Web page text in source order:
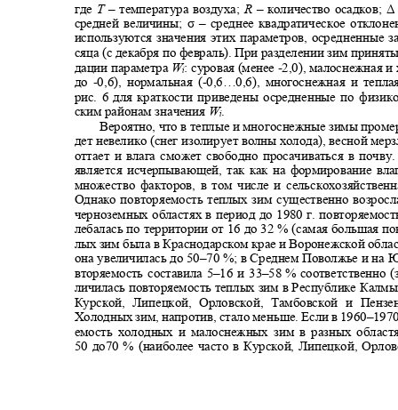
где Т–температура воздуха; R–количество осадков;
средней величины; σ– среднее квадратическое
используются значения этих параметров,
сяца (с декабря по февраль). При разделении зим
дации параметра Wi: суровая (менее -2,0), малоснежная и
до -0,6), нормальная (-0,6…0,6), многоснежная и
рис. 6 для краткости приведены осредненные по
ским районам значения Wi.
Вероятно, что в теплые и многоснежные зимы
дет невелико (снег изолирует волны холода), весной
оттает и влага сможет свободно просачиваться в
является исчерпывающей, так как на формирование
множество факторов, в том числе и
Однако повторяемость теплых зим существенно
черноземных областях в период до 1980 г.
лебалась по территории от 16 до 32 % (самая большая
лых зим была в Краснодарском крае и Воронежской
она увеличилась до 50–70 %; в Среднем Поволжье и
вторяемость составила 5–16 и 33–58 % соответственно
личилась повторяемость теплых зим в Республике
Курской, Липецкой, Орловской, Тамбовской и
Холодных зим, напротив, стало меньше. Если в 1960
емость холодных и малоснежных зим в разных
50 до70 % (наиболее часто в Курской, Липецкой,